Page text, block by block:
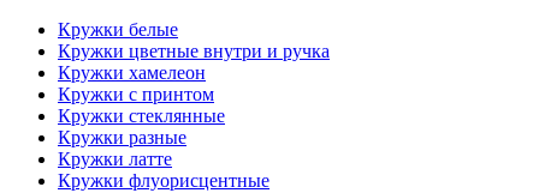
Кружки белые
Кружки цветные внутри и ручка
Кружки хамелеон
Кружки c принтом
Кружки стеклянные
Кружки разные
Кружки латте
Кружки флуорисцентные